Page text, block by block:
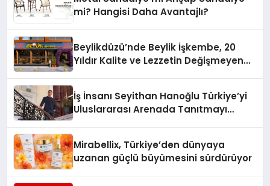
mi? Hangisi Daha Avantajlı?
Beylikdüzü’nde Beylik İşkembe, 20
Yıldır Kalite ve Lezzetin Değişmeyen
İş İnsanı Seyithan Hanoğlu Türkiye’yi
Uluslararası Arenada Tanıtmayı
Mirabellix, Türkiye’den dünyaya
uzanan güçlü büyümesini sürdürüyor